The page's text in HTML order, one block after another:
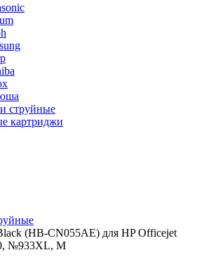
струйные
картриджи
(HB-CN055AE) для HP Officejet
№933XL, M